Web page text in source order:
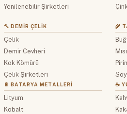
Yenilenebilir Şirketleri
🔨 DEMIR ÇELIK
Çelik
Demir Cevheri
Kok Kömürü
Çelik Şirketleri
🔋 BATARYA METALLERI
Lityum
Kobalt
🌾
☕